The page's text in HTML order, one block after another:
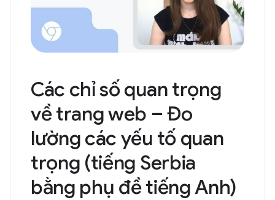
Các chỉ số quan trọng
về trang web – Đo
lường các yếu tố quan
trọng (tiếng Serbia
bằng phụ đề tiếng Anh)